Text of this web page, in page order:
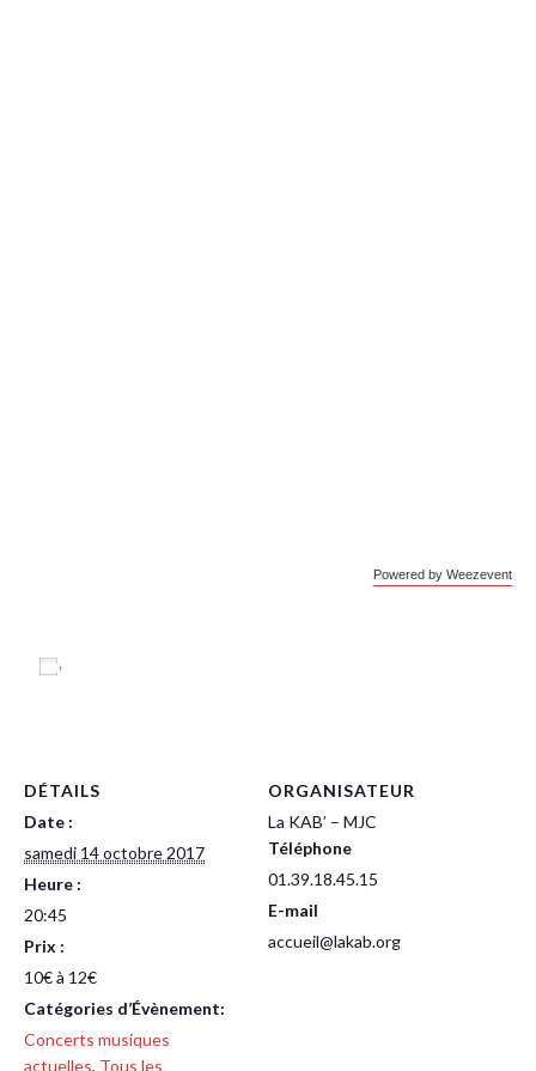
Powered by Weezevent
DÉTAILS
Date :
samedi 14 octobre 2017
Heure :
20:45
Prix :
10€ à 12€
Catégories d’Évènement:
Concerts musiques
actuelles, Tous les
ORGANISATEUR
La KAB’ – MJC
Téléphone
01.39.18.45.15
E-mail
accueil@lakab.org